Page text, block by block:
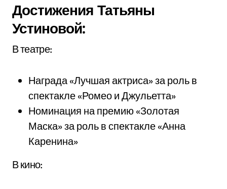
Достижения Татьяны
Устиновой:
В театре:
Награда «Лучшая актриса» за роль в
спектакле «Ромео и Джульетта»
Номинация на премию «Золотая
Маска» за роль в спектакле «Анна
Каренина»
В кино: